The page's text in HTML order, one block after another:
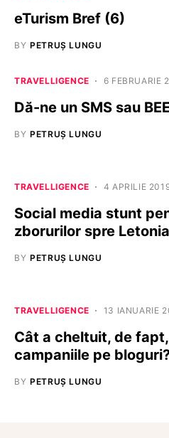
eTurism Bref (6)
BY PETRUȘ LUNGU
TRAVELLIGENCE 6 FEBRUARIE
Dă-ne un SMS sau
BY PETRUȘ LUNGU
TRAVELLIGENCE 4 APRILIE
Social media stunt
zborurilor spre Letonia
BY PETRUȘ LUNGU
TRAVELLIGENCE 13 IANUARIE
Cât a cheltuit, de
campaniile pe
BY PETRUȘ LUNGU